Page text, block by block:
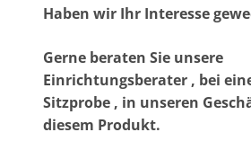
Haben wir Ihr Interesse
Gerne beraten Sie unsere
Einrichtungsberater , bei
Sitzprobe , in unseren
diesem Produkt.